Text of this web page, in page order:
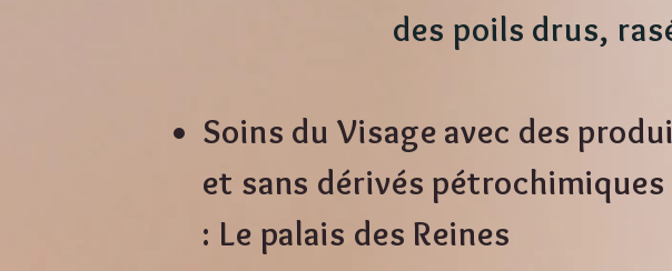
des poils drus,
Soins du Visage avec des
et sans dérivés
: Le palais des Reines